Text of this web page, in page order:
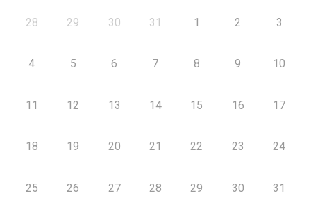
28 29 30 31 1 2 3
4 5 6 7 8 9 10
11 12 13 14 15 16 17
18 19 20 21 22 23 24
25 26 27 28 29 30 31